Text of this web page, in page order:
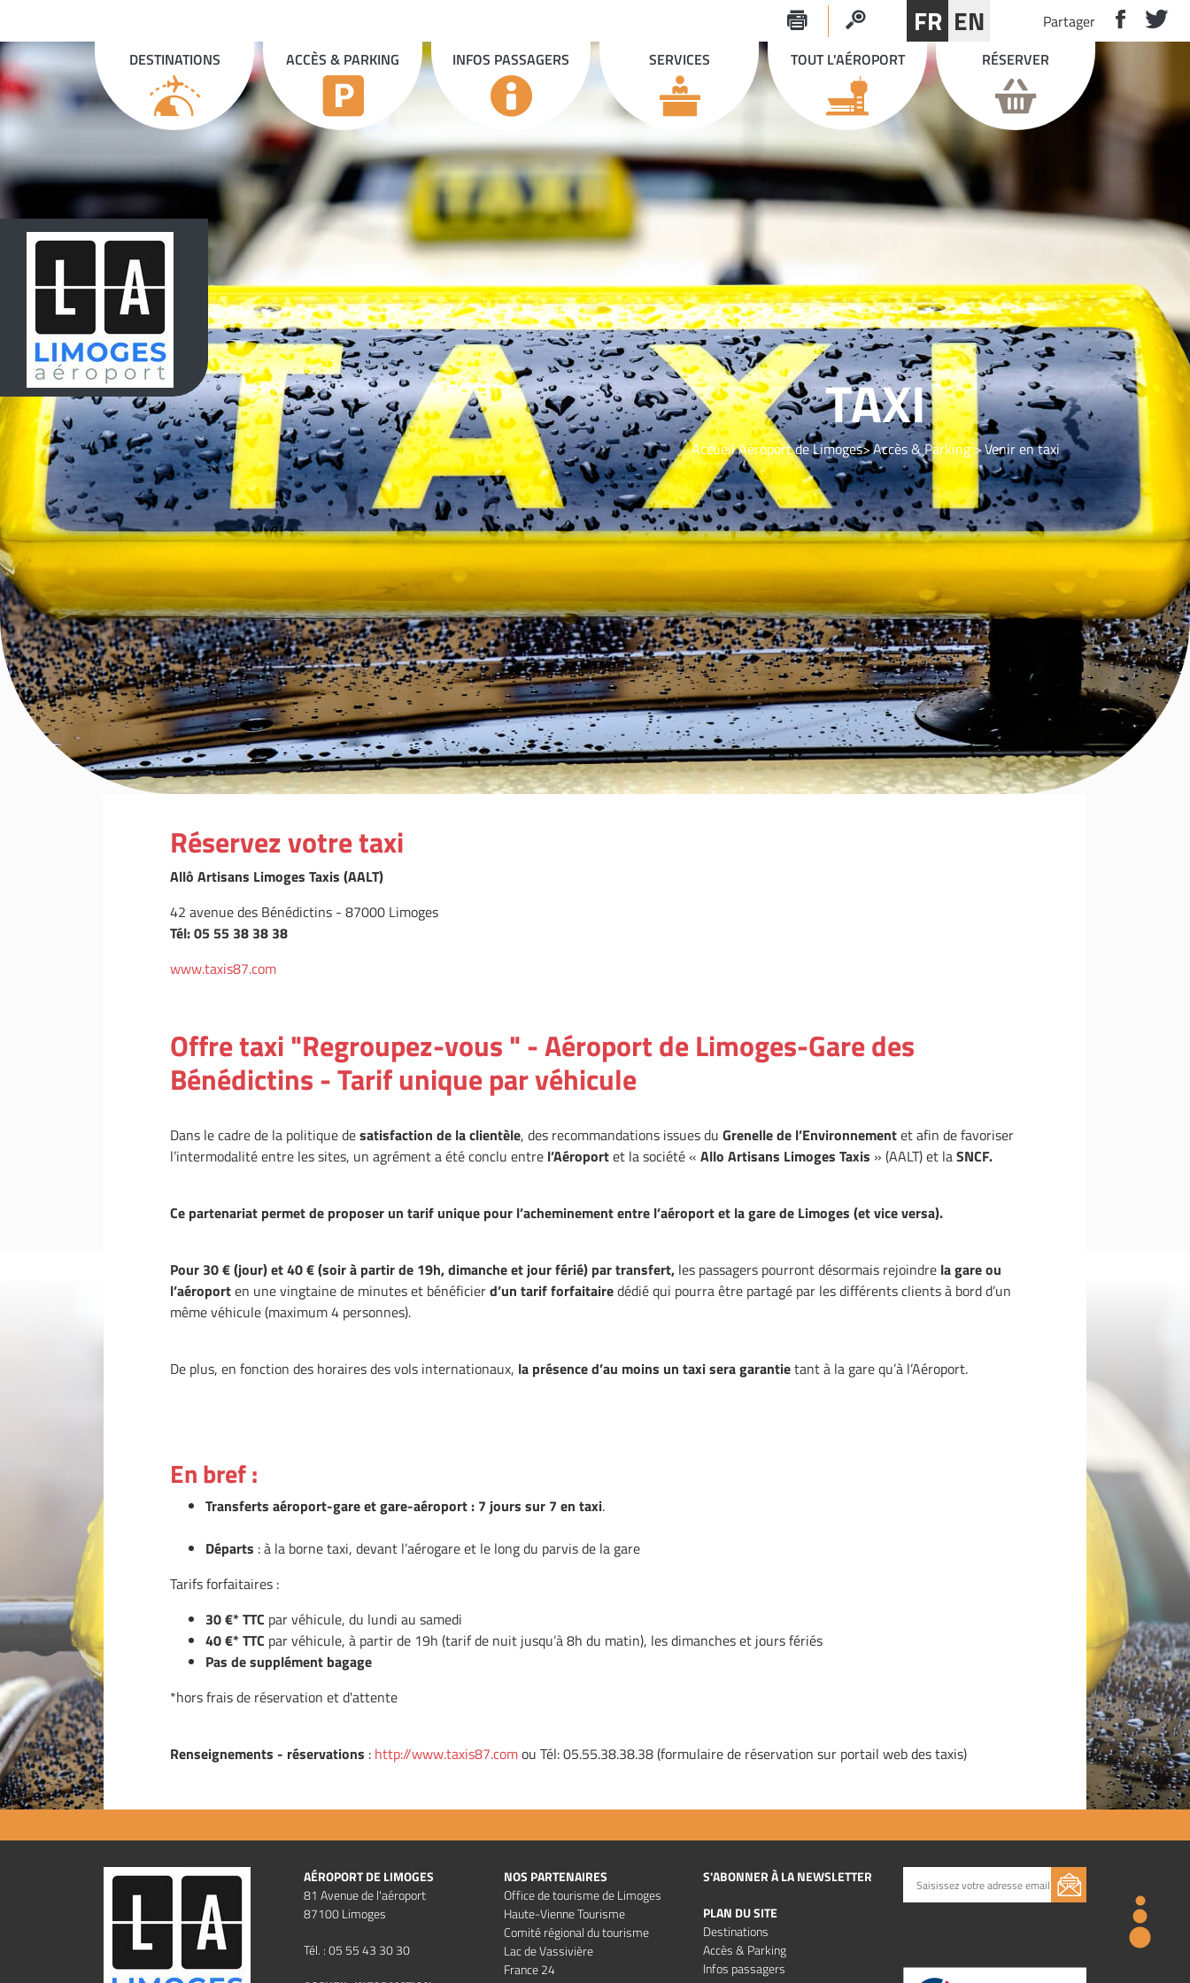
FR EN
Partager
DESTINATIONS
ACCÈS & PARKING INFOS PASSAGERS SERVICES TOUT L'AÉROPORT RÉSERVER
TAXI
Accueil Aéroport de Limoges Accès & Parking Venir en taxi
Réservez votre taxi
Allô Artisans Limoges Taxis (AALT)
42 avenue des Bénédictins - 87000 Limoges
Tél: 05 55 38 38 38
www.taxis87.com
Offre taxi "Regroupez-vous " - Aéroport de Limoges-Gare des
Bénédictins - Tarif unique par véhicule
Dans le cadre de la politique desatisfaction de la clientèle, des recommandations issues du Grenelle de l’Environnementet afin de favoriser
l’intermodalité entre les sites, un agrément a été conclu entre l’Aéroportet la société « Allo Artisans Limoges Taxis » (AALT) et laSNCF.
Ce partenariat permet de proposer un tarif unique pour l’acheminement entre l’aéroport et la gare de Limoges (et vice versa).
Pour 30 € (jour) et 40 € (soir à partir de 19h, dimanche et jour férié) par transfert, les passagers pourront désormais rejoindre la gare ou
l’aéroporten une vingtaine de minutes et bénéficierd’un tarif forfaitairedédié qui pourra être partagé par les différents clients à bord d’un
même véhicule (maximum 4 personnes).
De plus, en fonction des horaires des vols internationaux, la présence d’au moins un taxi sera garantietant à la gare qu’à l’Aéroport.
En bref :
Transferts aéroport-gare et gare-aéroport : 7 jours sur 7 en taxi.
Départs : à la borne taxi, devant l’aérogare et le long du parvis de la gare
Tarifs forfaitaires :
30 €* TTC par véhicule, du lundi au samedi
40 €* TTC par véhicule, à partir de 19h (tarif de nuit jusqu’à 8h du matin), les dimanches et jours fériés
Pas de supplément bagage
*hors frais de réservation et d'attente
Renseignements - réservations : http://www.taxis87.comou Tél: 05.55.38.38.38 (formulaire de réservation sur portail web des taxis)
AÉROPORT DE LIMOGES
81 Avenue de l'aéroport
87100 Limoges
Tél. : 05 55 43 30 30
NOS PARTENAIRES
Office de tourisme de Limoges
Haute-Vienne Tourisme
Comité régional du tourisme
Lac de Vassivière
France 24
S'ABONNER À LA NEWSLETTER
PLAN DU SITE
Destinations
Accès & Parking
Infos passagers